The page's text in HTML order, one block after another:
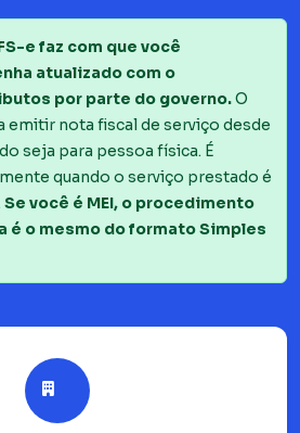
e faz com que você
atualizado com o
por parte do governo.O
emitir nota fiscal de serviço desde
seja para pessoa física. É
quando o serviço prestado é
Se você é MEI, o procedimento
é o mesmo do formato Simples